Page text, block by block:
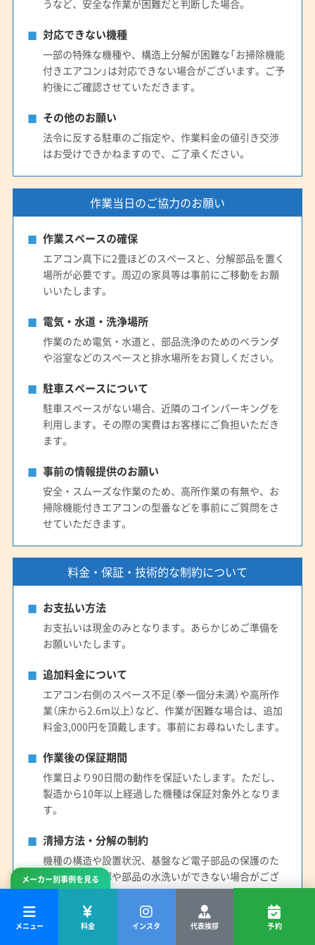
メーカー別事例を見る
メニュー 料金 インスタ 代表挨拶 予約
うなど、安全な作業が困難だと判断した場合。
対応できない機種
一部の特殊な機種や、構造上分解が困難な「お掃除機能
付きエアコン」は対応できない場合がございます。ご予
約後にご確認させていただきます。
その他のお願い
法令に反する駐車のご指定や、作業料金の値引き交渉
はお受けできかねますので、ご了承ください。
作業当日のご協力のお願い
作業スペースの確保
エアコン真下に2畳ほどのスペースと、分解部品を置く
場所が必要です。周辺の家具等は事前にご移動をお願
いいたします。
電気・水道・洗浄場所
作業のため電気・水道と、部品洗浄のためのベランダ
や浴室などのスペースと排水場所をお貸しください。
駐車スペースについて
駐車スペースがない場合、近隣のコインパーキングを
利用します。その際の実費はお客様にご負担いただき
ます。
事前の情報提供のお願い
安全・スムーズな作業のため、高所作業の有無や、お
掃除機能付きエアコンの型番などを事前にご質問をさ
せていただきます。
料金・保証・技術的な制約について
お支払い方法
お支払いは現金のみとなります。あらかじめご準備を
お願いいたします。
追加料金について
エアコン右側のスペース不足（拳一個分未満）や高所作
業（床から2.6m以上）など、作業が困難な場合は、追加
料金3,000円を頂戴します。事前にお尋ねいたします。
作業後の保証期間
作業日より90日間の動作を保証いたします。ただし、
製造から10年以上経過した機種は保証対象外となりま
す。
清掃方法・分解の制約
機種の構造や設置状況、基盤など電子部品の保護のた
め、完全な分解や部品の水洗いができない場合がござ
います。